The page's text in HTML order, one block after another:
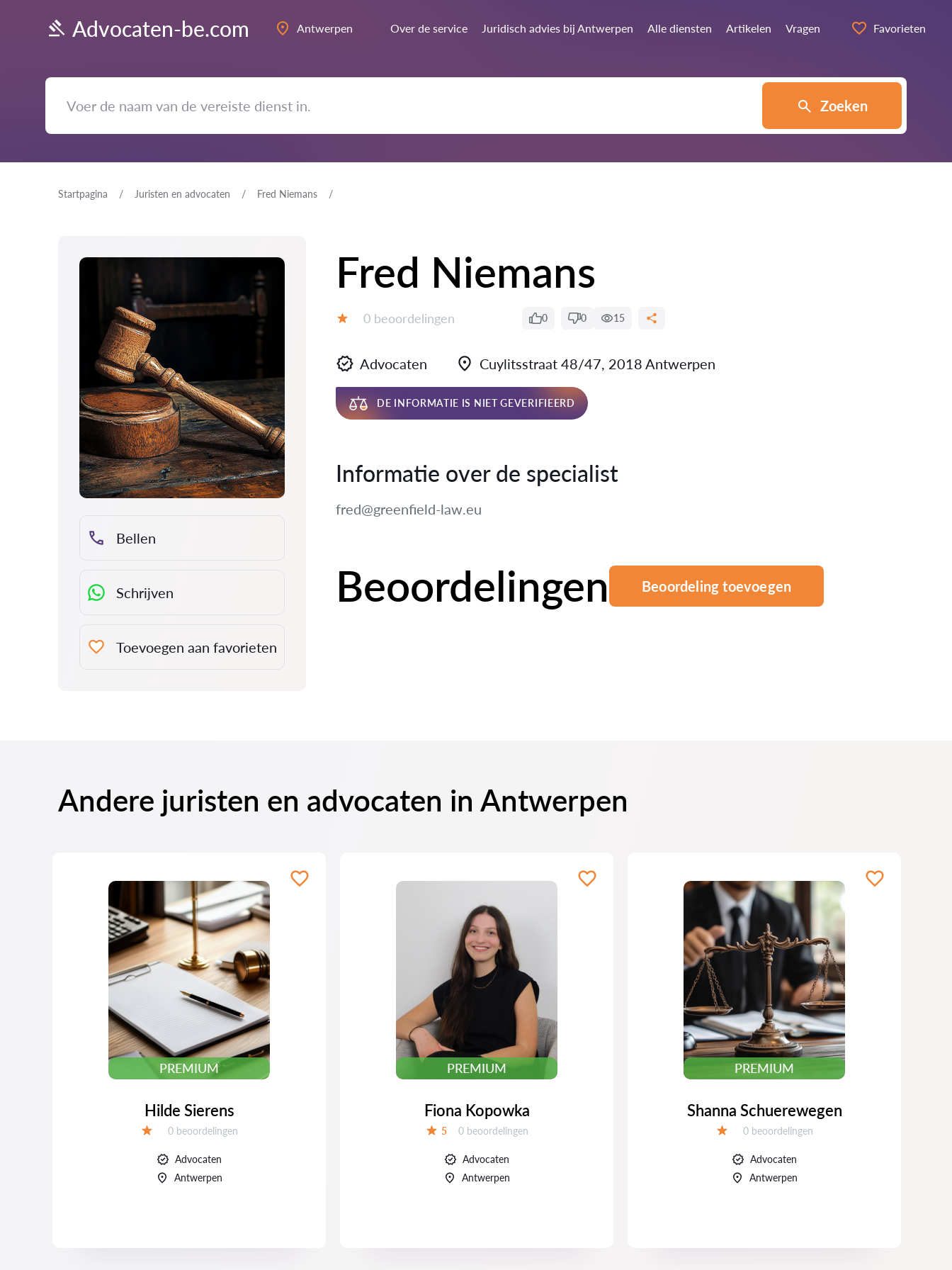
Advocaten-be.com Antwerpen Over de service Juridisch advies bij Antwerpen Alle diensten Artikelen Vragen Favorieten
Zoeken
Startpagina Juristen en advocaten Fred Niemans
Bellen
Schrijven
Toevoegen aan favorieten
Fred Niemans
Beoordelingen:
0 beoordelingen 0 0 15
Advocaten Cuylitsstraat 48/47, 2018 Antwerpen
DE INFORMATIE IS NIET GEVERIFIEERD
Informatie over de specialist
fred@greenfield-law.eu
Beoordelingen Beoordeling toevoegen
Andere juristen en advocaten in Antwerpen
PREMIUM
Hilde Sierens
Beoordelingen:
0 beoordelingen
Advocaten
Antwerpen
PREMIUM
Fiona Kopowka
5 Beoordelingen:
0 beoordelingen
Advocaten
Antwerpen
PREMIUM
Shanna Schuerewegen
Beoordelingen:
0 beoordelingen
Advocaten
Antwerpen